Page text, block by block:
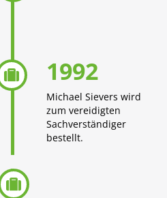

 1992
Michael Sievers wird
zum vereidigten
Sachverständiger
bestellt.